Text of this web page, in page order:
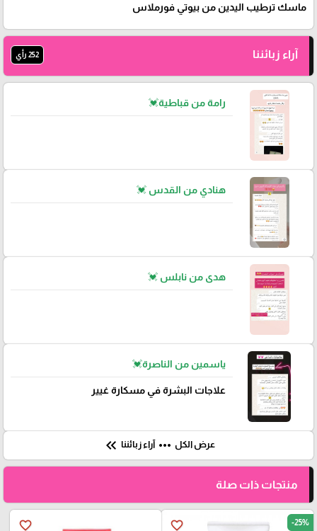
ماسك ترطيب اليدين من بيوتي فورملاس
آراء زبائننا 252 رأي
رامة من قباطية💓
هنادي من القدس 💓
هدى من نابلس 💓
ياسمين من الناصرة💓
علاجات البشرة في مسكارة غيير
عرض الكل more_horiz آراء زبائننا keyboard_double_arrow_left
منتجات ذات صلة
favorite_border -25%
favorite_border